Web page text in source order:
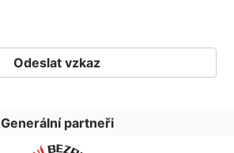
Generální partneři